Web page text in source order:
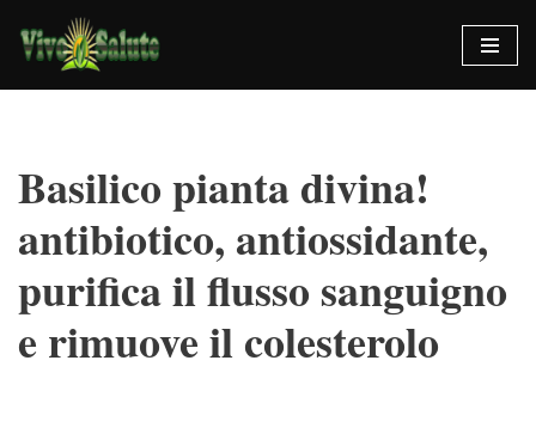
Vai
al
Basilico pianta divina!
antibiotico, antiossidante,
purifica il flusso sanguigno
e rimuove il colesterolo